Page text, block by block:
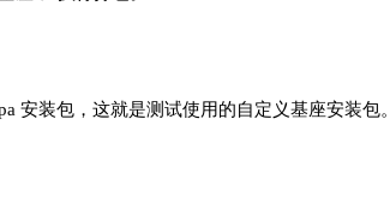
安装包，这就是测试使用的自定义基座安装包。